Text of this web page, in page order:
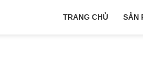
TRANG CHỦ SẢN